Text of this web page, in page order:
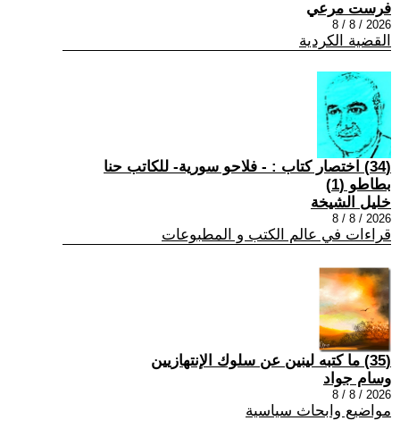
فرست مرعي
2026 / 8 / 8
القضية الكردية
(34) اختصار كتاب : - فلاحو سورية- للكاتب حنا
بطاطو (1)
خليل الشيخة
2026 / 8 / 8
قراءات في عالم الكتب و المطبوعات
(35) ما كتبه لينين عن سلوك الإنتهازيين
وسام جواد
2026 / 8 / 8
مواضيع وابحاث سياسية